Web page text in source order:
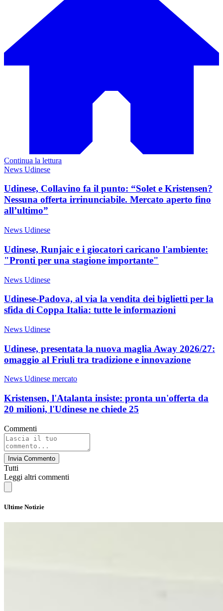
Continua la lettura
News Udinese
Udinese, Collavino fa il punto: “Solet e Kristensen?
Nessuna offerta irrinunciabile. Mercato aperto fino
all’ultimo”
News Udinese
Udinese, Runjaic e i giocatori caricano l'ambiente:
"Pronti per una stagione importante"
News Udinese
Udinese-Padova, al via la vendita dei biglietti per la
sfida di Coppa Italia: tutte le informazioni
News Udinese
Udinese, presentata la nuova maglia Away 2026/27:
omaggio al Friuli tra tradizione e innovazione
News Udinese mercato
Kristensen, l'Atalanta insiste: pronta un'offerta da
20 milioni, l'Udinese ne chiede 25
Commenti
Invia Commento
Tutti
Leggi altri commenti
Ultime Notizie